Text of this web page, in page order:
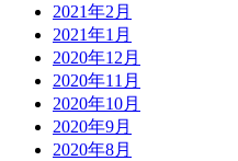
2021年2月
2021年1月
2020年12月
2020年11月
2020年10月
2020年9月
2020年8月